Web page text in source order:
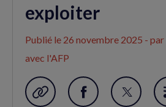
exploiter
Publié le 26 novembre 2025 -
avec l'AFP
Garder en favori
Partager
Partager